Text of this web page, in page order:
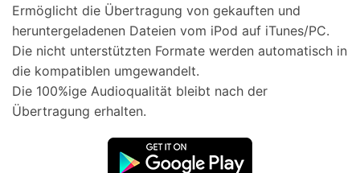
Ermöglicht die Übertragung von gekauften und
heruntergeladenen Dateien vom iPod auf iTunes/PC.
Die nicht unterstützten Formate werden automatisch in
die kompatiblen umgewandelt.
Die 100%ige Audioqualität bleibt nach der
Übertragung erhalten.